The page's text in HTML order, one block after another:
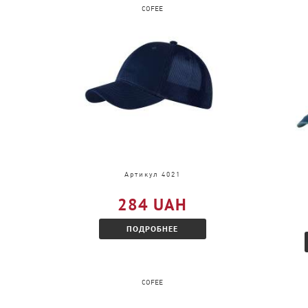
COFEE
Артикул 4021
284 UAH
ПОДРОБНЕЕ
COFEE